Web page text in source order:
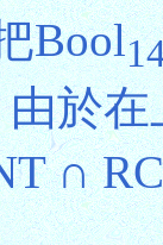
Bool
於在
∩